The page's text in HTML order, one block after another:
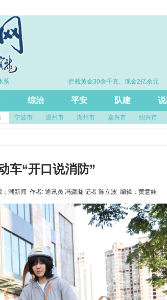
·拦截黄金30余千克、现金2亿余元
综治 平安 队建
宁波市 温州市 湖州市 嘉兴市 绍兴市
车“开口说消防”
潮新闻 作者: 通讯员 冯龚凝 记者 陈立波 编辑：黄意娃